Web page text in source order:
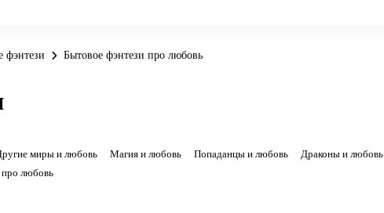
фэнтези Бытовое фэнтези про любовь
миры и любовь Магия и любовь Попаданцы и любовь Драконы и любовь
про любовь